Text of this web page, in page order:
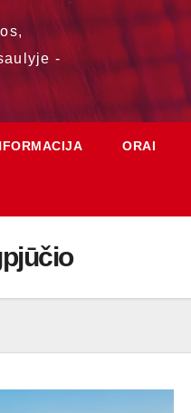
-
ORAI